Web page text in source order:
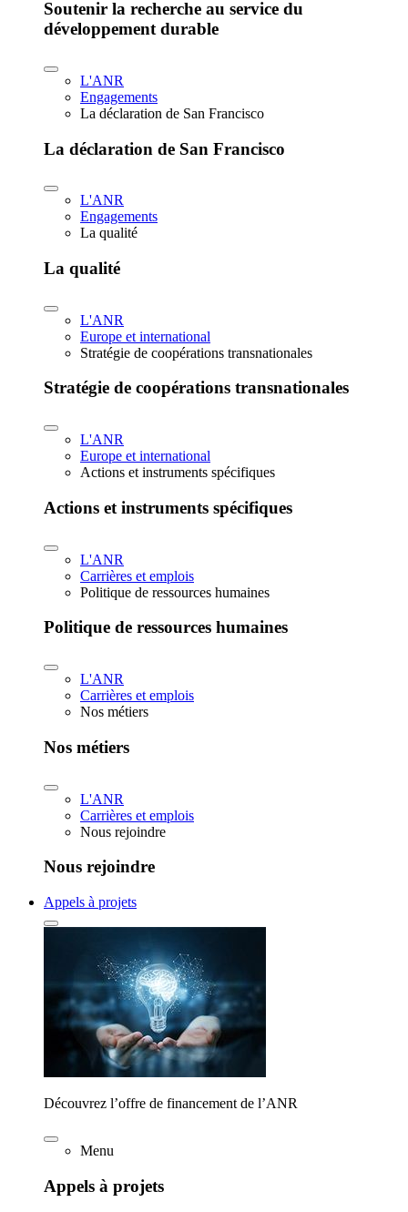
Soutenir la recherche au service du
développement durable
L'ANR
Engagements
La déclaration de San Francisco
La déclaration de San Francisco
L'ANR
Engagements
La qualité
La qualité
L'ANR
Europe et international
Stratégie de coopérations transnationales
Stratégie de coopérations transnationales
L'ANR
Europe et international
Actions et instruments spécifiques
Actions et instruments spécifiques
L'ANR
Carrières et emplois
Politique de ressources humaines
Politique de ressources humaines
L'ANR
Carrières et emplois
Nos métiers
Nos métiers
L'ANR
Carrières et emplois
Nous rejoindre
Nous rejoindre
Appels à projets
Découvrez l’offre de financement de l’ANR
Menu
Appels à projets